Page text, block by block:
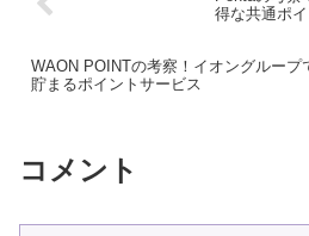
得な共通ポイ
WAON POINTの考察！イオングループ
貯まるポイントサービス
コメント